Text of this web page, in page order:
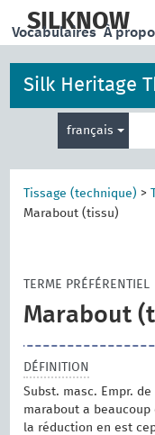
main
SILKNOW
Vocabulaires À
Silk Heritage
français
de
Tissage (technique) >
Marabout (tissu)
TERME PRÉFÉRENTIEL
Marabout
DÉFINITION
Subst. masc. Empr.
marabout a
la réduction en est